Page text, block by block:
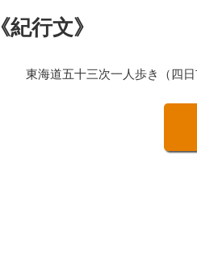
《紀行文》
東海道五十三次一人歩き（四